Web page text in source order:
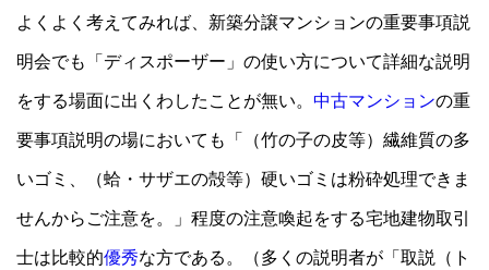
よくよく考えてみれば、新築分譲マンションの重要事項説
明会でも「ディスポーザー」の使い方について詳細な説明
をする場面に出くわしたことが無い。中古マンションの重
要事項説明の場においても「（竹の子の皮等）繊維質の多
いゴミ、（蛤・サザエの殻等）硬いゴミは粉砕処理できま
せんからご注意を。」程度の注意喚起をする宅地建物取引
士は比較的優秀な方である。（多くの説明者が「取説（ト